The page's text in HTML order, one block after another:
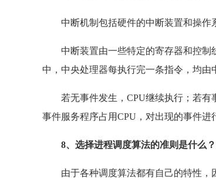
中断机制包括硬件的中断装置和操作
中断装置由一些特定的寄存器和控制
中，中央处理器每执行完一条指令，均由
若无事件发生，CPU继续执行；若有
事件服务程序占用CPU，对出现的事件进
8、选择进程调度算法的准则是什么？
由于各种调度算法都有自己的特性，